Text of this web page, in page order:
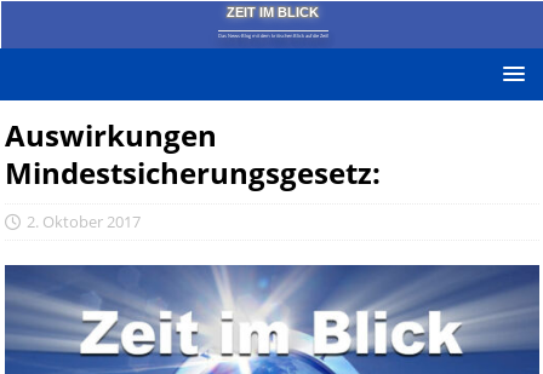
ZEIT IM BLICK
Das News-Blog mit dem kritischen Blick auf die Zeit!
Auswirkungen
Mindestsicherungsgesetz:
2. Oktober 2017